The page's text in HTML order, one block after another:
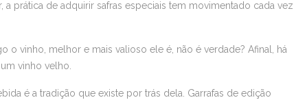
prática de adquirir safras especiais tem movimentado cada vez
o vinho, melhor e mais valioso ele é, não é verdade? Afinal, há
vinho velho.
é a tradição que existe por trás dela. Garrafas de edição